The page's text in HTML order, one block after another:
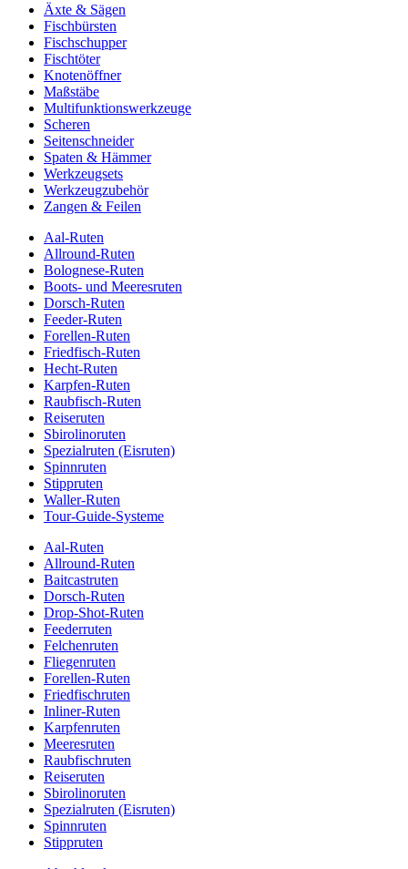
Äxte & Sägen
Fischbürsten
Fischschupper
Fischtöter
Knotenöffner
Maßstäbe
Multifunktionswerkzeuge
Scheren
Seitenschneider
Spaten & Hämmer
Werkzeugsets
Werkzeugzubehör
Zangen & Feilen
Aal-Ruten
Allround-Ruten
Bolognese-Ruten
Boots- und Meeresruten
Dorsch-Ruten
Feeder-Ruten
Forellen-Ruten
Friedfisch-Ruten
Hecht-Ruten
Karpfen-Ruten
Raubfisch-Ruten
Reiseruten
Sbirolinoruten
Spezialruten (Eisruten)
Spinnruten
Stippruten
Waller-Ruten
Tour-Guide-Systeme
Aal-Ruten
Allround-Ruten
Baitcastruten
Dorsch-Ruten
Drop-Shot-Ruten
Feederruten
Felchenruten
Fliegenruten
Forellen-Ruten
Friedfischruten
Inliner-Ruten
Karpfenruten
Meeresruten
Raubfischruten
Reiseruten
Sbirolinoruten
Spezialruten (Eisruten)
Spinnruten
Stippruten